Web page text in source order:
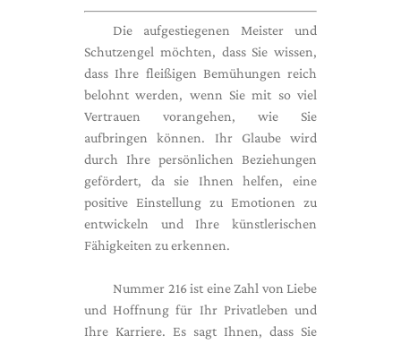
Die aufgestiegenen Meister und
Schutzengel möchten, dass Sie wissen,
dass Ihre fleißigen Bemühungen reich
belohnt werden, wenn Sie mit so viel
Vertrauen vorangehen, wie Sie
aufbringen können. Ihr Glaube wird
durch Ihre persönlichen Beziehungen
gefördert, da sie Ihnen helfen, eine
positive Einstellung zu Emotionen zu
entwickeln und Ihre künstlerischen
Fähigkeiten zu erkennen.
Nummer 216 ist eine Zahl von Liebe
und Hoffnung für Ihr Privatleben und
Ihre Karriere. Es sagt Ihnen, dass Sie